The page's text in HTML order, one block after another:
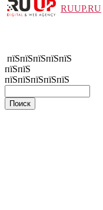
RUUP.RU
пїЅпїЅпїЅпїЅпїЅ
пїЅпїЅ
пїЅпїЅпїЅпїЅпїЅ